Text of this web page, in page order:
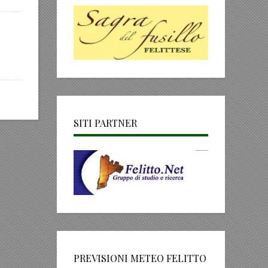
SITI PARTNER
PREVISIONI METEO FELITTO